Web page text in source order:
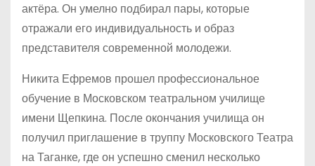
актёра. Он умелно подбирал пары, которые
отражали его индивидуальность и образ
представителя современной молодежи.
Никита Ефремов прошел профессиональное
обучение в Московском театральном училище
имени Щепкина. После окончания училища он
получил приглашение в труппу Московского Театра
на Таганке, где он успешно сменил несколько